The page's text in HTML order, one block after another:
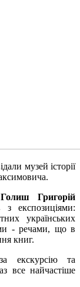
музей історії
Голиш Григорій
експозиціями:
українських
- речами, що в
книг.
екскурсію та
все найчастіше